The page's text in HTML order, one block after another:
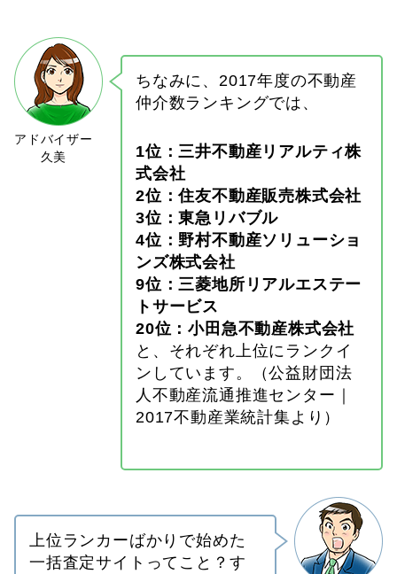
ちなみに、2017年度の不動産
仲介数ランキングでは、
1位：三井不動産リアルティ株
式会社
2位：住友不動産販売株式会社
3位：東急リバブル
4位：野村不動産ソリューショ
ンズ株式会社
9位：三菱地所リアルエステー
トサービス
20位：小田急不動産株式会社
と、それぞれ上位にランクイ
ンしています。（公益財団法
人不動産流通推進センター｜
2017不動産業統計集より）
上位ランカーばかりで始めた
一括査定サイトってこと？す